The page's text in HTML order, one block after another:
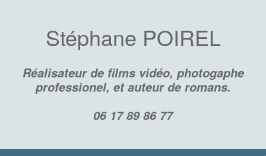
Stéphane POIREL
Réalisateur de films vidéo, photogaphe
professionel, et auteur de romans.
06 17 89 86 77